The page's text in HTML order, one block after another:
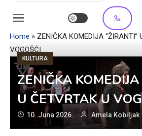
Home » ZENIČKA KOMEDIJA “ŽIRANTI”
VOGOŠĆI
KULTURA
ZENIČKA
U ČETVRTAK U
10. Juna 2026. Amela Kobiljak